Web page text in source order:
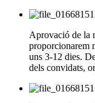
Aprovació de la
proporcionarem
uns 3-12 dies.
dels convidats,